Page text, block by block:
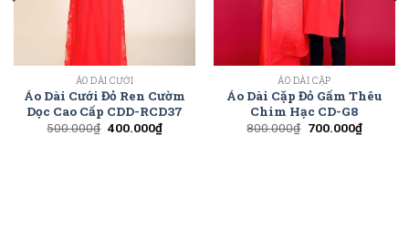
ÁO DÀI CƯỚI
Áo Dài Cưới Đỏ Ren Cườm
Dọc Cao Cấp CDD-RCD37
500.000₫ 400.000₫
ÁO DÀI CẶP
Áo Dài Cặp Đỏ Gấm Thêu
Chim Hạc CD-G8
800.000₫ 700.000₫